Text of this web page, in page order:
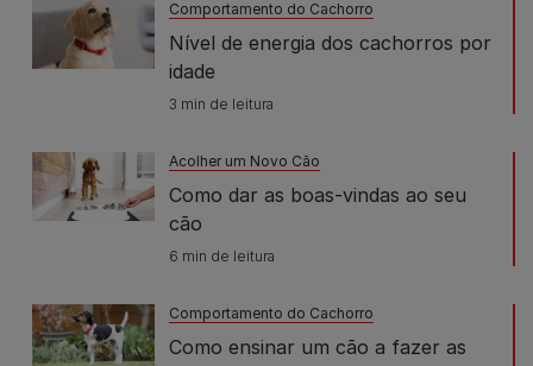
Comportamento do Cachorro
Nível de energia dos cachorros por
idade
3 min de leitura
Acolher um Novo Cão
Como dar as boas-vindas ao seu
cão
6 min de leitura
Comportamento do Cachorro
Como ensinar um cão a fazer as